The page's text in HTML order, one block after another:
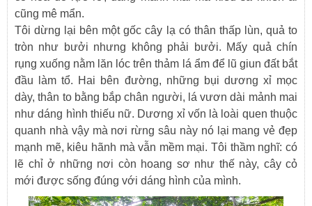
cũng mê mẩn.
Tôi dừng lại bên một gốc cây lạ có thân thấp lùn, quả to
tròn như bưởi nhưng không phải bưởi. Mấy quả chín
rụng xuống nằm lăn lóc trên thảm lá ẩm để lũ giun đất bắt
đầu làm tổ. Hai bên đường, những bụi dương xỉ mọc
dày, thân to bằng bắp chân người, lá vươn dài mảnh mai
như dáng hình thiếu nữ. Dương xỉ vốn là loài quen thuộc
quanh nhà vậy mà nơi rừng sâu này nó lại mang vẻ đẹp
mạnh mẽ, kiêu hãnh mà vẫn mềm mại. Tôi thầm nghĩ: có
lẽ chỉ ở những nơi còn hoang sơ như thế này, cây cỏ
mới được sống đúng với dáng hình của mình.